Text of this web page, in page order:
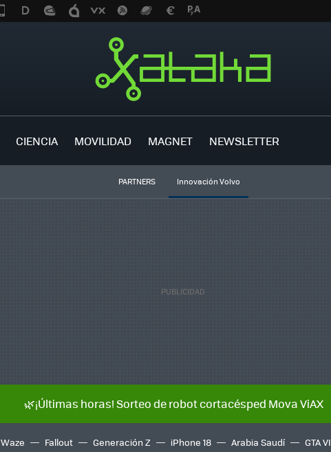
CIENCIA MOVILIDAD MAGNET NEWSLETTER
PARTNERS Innovación Volvo
🌿¡Últimas horas! Sorteo de robot cortacésped Mova ViAX
Waze Fallout Generación Z iPhone 18 Arabia Saudí GTA VI